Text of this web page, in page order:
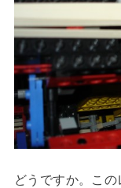
どうですか。こ